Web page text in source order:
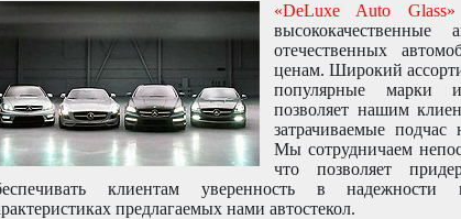
«DeLuxe Auto Glass»
отечественных
ценам. Широкий
популярные марки
позволяет нашим
затрачиваемые
Мы сотрудничаем
что позволяет
клиентам уверенность в надежности
предлагаемых нами автостекол.